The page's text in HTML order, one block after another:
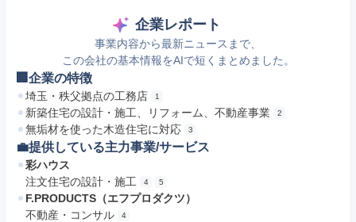
企業レポート
事業内容から最新ニュースまで、
この会社の基本情報をAIで短くまとめました。
🏢企業の特徴
埼玉・秩父拠点の工務店 1
新築住宅の設計・施工、リフォーム、不動産事業 2
無垢材を使った木造住宅に対応 3
💼提供している主力事業/サービス
彩ハウス
注文住宅の設計・施工
4 5
F.PRODUCTS（エフプロダクツ）
不動産・コンサル
4